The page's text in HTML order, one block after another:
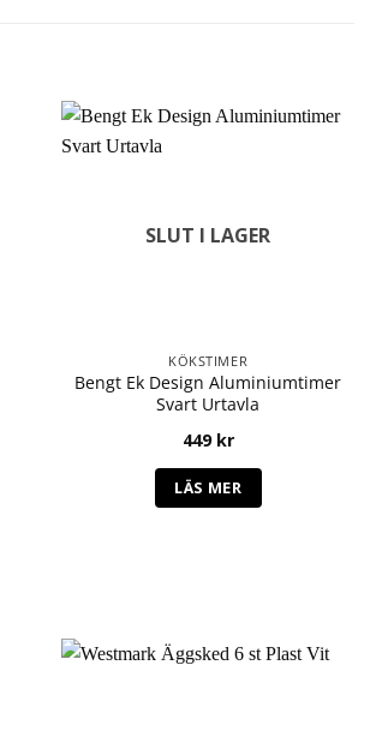
SLUT I LAGER
KÖKSTIMER
Bengt Ek Design Aluminiumtimer
Svart Urtavla
449 kr
LÄS MER